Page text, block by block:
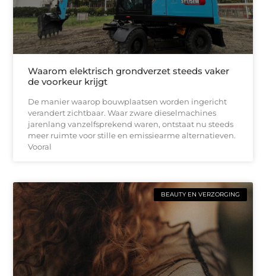
Waarom elektrisch grondverzet steeds vaker
de voorkeur krijgt
De manier waarop bouwplaatsen worden ingericht
verandert zichtbaar. Waar zware dieselmachines
jarenlang vanzelfsprekend waren, ontstaat nu steeds
meer ruimte voor stille en emissiearme alternatieven.
Vooral
BEAUTY EN VERZORGING